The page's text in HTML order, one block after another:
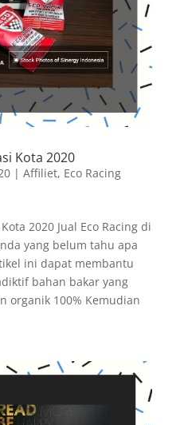
Kota 2020
| Affiliet, Eco Racing
2020 Jual Eco Racing di
yang belum tahu apa
ini dapat membantu
bahan bakar yang
organik 100% Kemudian